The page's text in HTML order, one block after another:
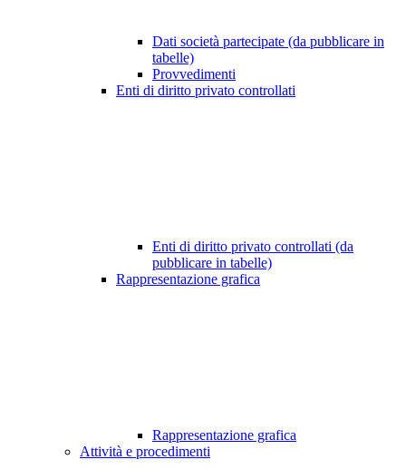
Dati società partecipate (da pubblicare in
tabelle)
Provvedimenti
Enti di diritto privato controllati
Enti di diritto privato controllati (da
pubblicare in tabelle)
Rappresentazione grafica
Rappresentazione grafica
Attività e procedimenti